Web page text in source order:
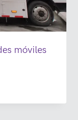
móviles